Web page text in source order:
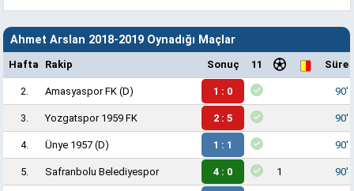
Ahmet Arslan 2018-2019 Oynadığı Maçlar
Hafta Rakip Sonuç 11 Süre
2. Amasyaspor FK (D) 1 : 0 90'
3. Yozgatspor 1959 FK 2 : 5 90'
4. Ünye 1957 (D) 1 : 1 90'
5. Safranbolu Belediyespor 4 : 0 1 90'